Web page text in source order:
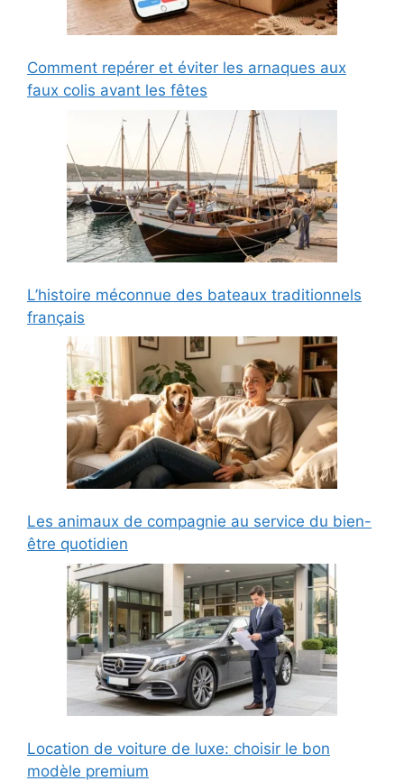
Comment repérer et éviter les arnaques aux
faux colis avant les fêtes
L’histoire méconnue des bateaux traditionnels
français
Les animaux de compagnie au service du bien-
être quotidien
Location de voiture de luxe: choisir le bon
modèle premium